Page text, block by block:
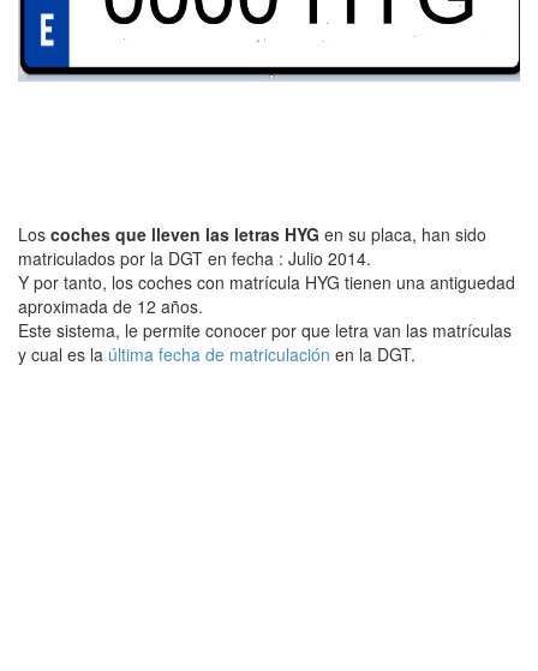
Los coches que lleven las letras HYG en su placa, han sido
matriculados por la DGT en fecha : Julio 2014.
Y por tanto, los coches con matrícula HYG tienen una antiguedad
aproximada de 12 años.
Este sistema, le permite conocer por que letra van las matrículas
y cual es la última fecha de matriculación en la DGT.